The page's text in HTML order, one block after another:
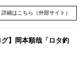
詳細はこちら（外部サイト）
グ】岡本順哉「ロタ釣